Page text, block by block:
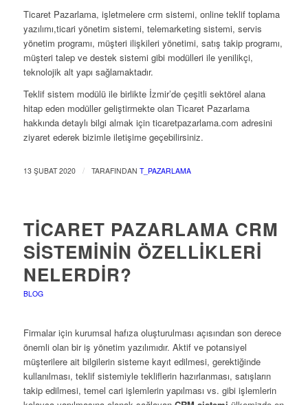
Ticaret Pazarlama, işletmelere crm sistemi, online teklif toplama
yazılımı,ticari yönetim sistemi, telemarketing sistemi, servis
yönetim programı, müşteri ilişkileri yönetimi, satış takip programı,
müşteri talep ve destek sistemi gibi modülleri ile yenilikçi,
teknolojik alt yapı sağlamaktadır.
Teklif sistem modülü ile birlikte İzmir’de çeşitli sektörel alana
hitap eden modüller geliştirmekte olan Ticaret Pazarlama
hakkında detaylı bilgi almak için ticaretpazarlama.com adresini
ziyaret ederek bizimle iletişime geçebilirsiniz.
13 ŞUBAT 2020 / TARAFINDAN T_PAZARLAMA
TICARET PAZARLAMA CRM
SISTEMININ ÖZELLIKLERI
NELERDIR?
BLOG
Firmalar için kurumsal hafıza oluşturulması açısından son derece
önemli olan bir iş yönetim yazılımıdır. Aktif ve potansiyel
müşterilere ait bilgilerin sisteme kayıt edilmesi, gerektiğinde
kullanılması, teklif sistemiyle tekliflerin hazırlanması, satışların
takip edilmesi, temel cari işlemlerin yapılması vs. gibi işlemlerin